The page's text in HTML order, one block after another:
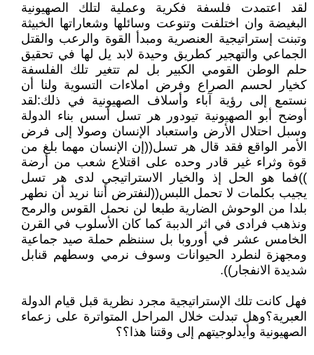
لقد اعتمدت فلسفة فكرية وعملية لتلك الصهيونية
البغيضة وان اختلفت وتنوعت وسائلها وشعاراتها الخبيثة
وتبنت إستراتيجية العنصرية ومبدأ القوة والرعب والقتل
الجماعي والتهجير كطريق وحيدة لابد يل لها في تحقيق
حلم الوطن القومي الكبير بل لم تتغير تلك الفلسفة
كخيار لحسم الصراع وفرض املاءات التسوية ولنا أن
نستمع إلى رؤية آباء وأسلاف الصهيونية في ذلك:لقد
أوضح أبو الصهيونية تيودور هر تسل أسس بناء الدولة
وسبل احتلال الأرض واستعباد الإنسان وصولا إلى فرض
الأمر الواقع فقد قال هر تسل((إن الإنسان مهما بلغ من
قوة وثراء غير قادر وحده على اقتلاع شعب من أرضة
))فما هو الحل إذ والخيار الاستراتيجي لدى هر تسل
يجيب بكلمات لا تحمل اللبس((لنفترض أننا نريد أن نطهر
بلدا من الوحوش الضارية طبعا لن نحمل القوس والرمح
ونذهب فرادى في اثر الدببة كما كان الأسلوب في القرن
الخامس عشر في أوروبا بل سننظم حملة صيد جماعية
ومجهزة لنطرد الحيوانات وسوف نرمي وسطهم قنابل
شديدة الانفجار)).
فهل كانت تلك الإستراتيجية مجرد نظرية قبل قيام الدولة
العبرية؟وهل تبدلت خلال المراحل المتواترة على زعماء
الصهيونية وأيدلوجيتهم إلى وقتنا هذا؟؟